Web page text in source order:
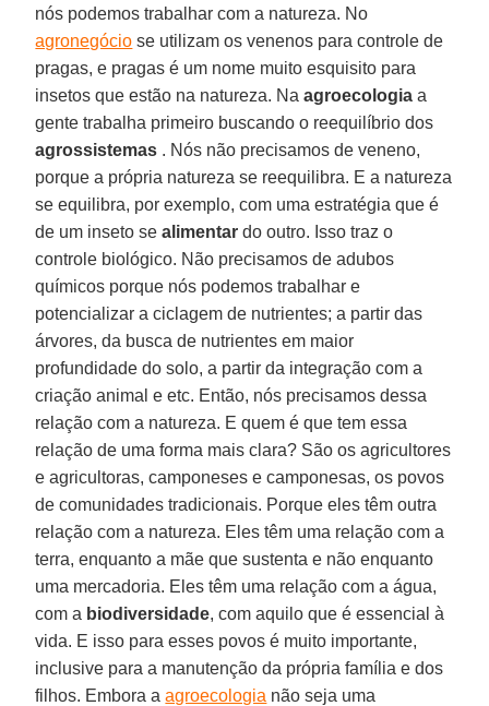
nós podemos trabalhar com a natureza. No
agronegócio se utilizam os venenos para controle de
pragas, e pragas é um nome muito esquisito para
insetos que estão na natureza. Naagroecologia a
gente trabalha primeiro buscando o reequilíbrio dos
agrossistemas . Nós não precisamos de veneno,
porque a própria natureza se reequilibra. E a natureza
se equilibra, por exemplo, com uma estratégia que é
de um inseto sealimentar do outro. Isso traz o
controle biológico. Não precisamos de adubos
químicos porque nós podemos trabalhar e
potencializar a ciclagem de nutrientes; a partir das
árvores, da busca de nutrientes em maior
profundidade do solo, a partir da integração com a
criação animal e etc. Então, nós precisamos dessa
relação com a natureza. E quem é que tem essa
relação de uma forma mais clara? São os agricultores
e agricultoras, camponeses e camponesas, os povos
de comunidades tradicionais. Porque eles têm outra
relação com a natureza. Eles têm uma relação com a
terra, enquanto a mãe que sustenta e não enquanto
uma mercadoria. Eles têm uma relação com a água,
com a biodiversidade, com aquilo que é essencial à
vida. E isso para esses povos é muito importante,
inclusive para a manutenção da própria família e dos
filhos. Embora aagroecologia não seja uma